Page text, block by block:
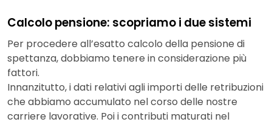
Calcolo pensione: scopriamo i due sistemi
Per procedere all’esatto calcolo della pensione di
spettanza, dobbiamo tenere in considerazione più
fattori.
Innanzitutto, i dati relativi agli importi delle retribuzioni
che abbiamo accumulato nel corso delle nostre
carriere lavorative. Poi i contributi maturati nel